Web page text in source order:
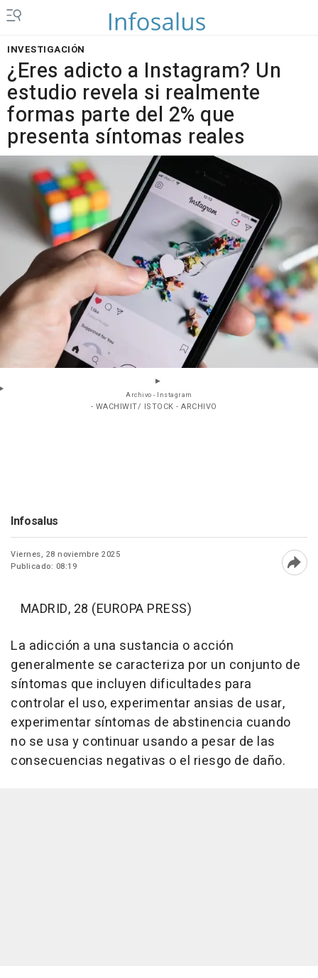
INVESTIGACIÓN
¿Eres adicto a Instagram? Un
estudio revela si realmente
formas parte del 2% que
presenta síntomas reales
Archivo - Instagram
- WACHIWIT/ ISTOCK - ARCHIVO
Infosalus
Viernes, 28 noviembre 2025
Publicado: 08:19
MADRID, 28 (EUROPA PRESS)
La adicción a una sustancia o acción
generalmente se caracteriza por un conjunto de
síntomas que incluyen dificultades para
controlar el uso, experimentar ansias de usar,
experimentar síntomas de abstinencia cuando
no se usa y continuar usando a pesar de las
consecuencias negativas o el riesgo de daño.